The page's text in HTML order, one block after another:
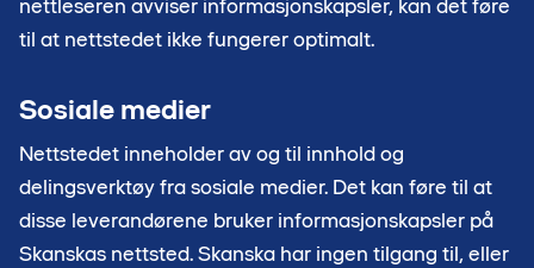
nettleseren avviser informasjonskapsler, kan det føre
til at nettstedet ikke fungerer optimalt.
Sosiale medier
Nettstedet inneholder av og til innhold og
delingsverktøy fra sosiale medier. Det kan føre til at
disse leverandørene bruker informasjonskapsler på
Skanskas nettsted. Skanska har ingen tilgang til, eller